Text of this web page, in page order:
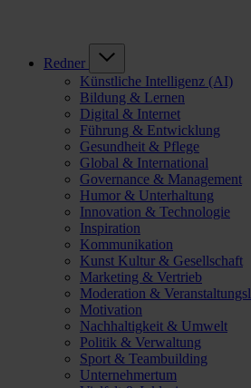
Redner
Künstliche Intelligenz (AI)
Bildung & Lernen
Digital & Internet
Führung & Entwicklung
Gesundheit & Pflege
Global & International
Governance & Management
Humor & Unterhaltung
Innovation & Technologie
Inspiration
Kommunikation
Kunst Kultur & Gesellschaft
Marketing & Vertrieb
Moderation &
Motivation
Nachhaltigkeit & Umwelt
Politik & Verwaltung
Sport & Teambuilding
Unternehmertum